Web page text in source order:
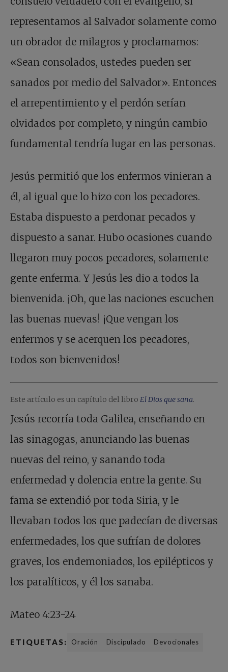
representamos al Salvador solamente como
un obrador de milagros y proclamamos:
«Sean consolados, ustedes pueden ser
sanados por medio del Salvador». Entonces
el arrepentimiento y el perdón serían
olvidados por completo, y ningún cambio
fundamental tendría lugar en las personas.
Jesús permitió que los enfermos vinieran a
él, al igual que lo hizo con los pecadores.
Estaba dispuesto a perdonar pecados y
dispuesto a sanar. Hubo ocasiones cuando
llegaron muy pocos pecadores, solamente
gente enferma. Y Jesús les dio a todos la
bienvenida. ¡Oh, que las naciones escuchen
las buenas nuevas! ¡Que vengan los
enfermos y se acerquen los pecadores,
todos son bienvenidos!
Este artículo es un capítulo del libro El Dios que sana.
Jesús recorría toda Galilea, enseñando en
las sinagogas, anunciando las buenas
nuevas del reino, y sanando toda
enfermedad y dolencia entre la gente. Su
fama se extendió por toda Siria, y le
llevaban todos los que padecían de diversas
enfermedades, los que sufrían de dolores
graves, los endemoniados, los epilépticos y
los paralíticos, y él los sanaba.
Mateo 4:23-24
ETIQUETAS: Oración Discipulado Devocionales